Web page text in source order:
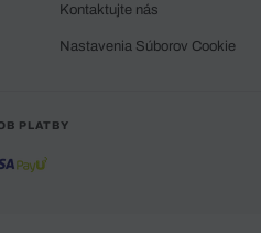
Kontaktujte nás
Nastavenia Súborov Cookie
PLATBY